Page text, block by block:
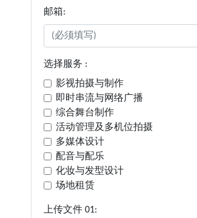
邮箱:
选择服务 :
影视拍摄与制作
即时串流与网络广播
综合舞台制作
活动管理及多机位拍摄
多媒体设计
配音与配乐
化妆与发型设计
场地租赁
上传文件 01: